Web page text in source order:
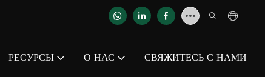
РЕСУРСЫ О НАС СВЯЖИТЕСЬ С НАМИ